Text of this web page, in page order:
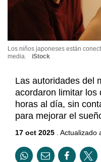
Los niños japoneses están
media.
iStock
Las autoridades del
acordaron limitar los
horas al día, sin
para mejorar el
17 oct 2025 . Actualizado